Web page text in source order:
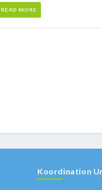
READ MORE
Koordination